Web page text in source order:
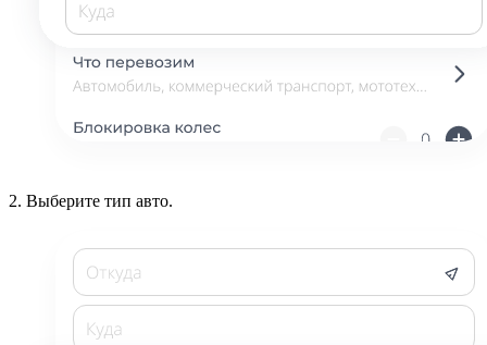
2. Выберите тип авто.